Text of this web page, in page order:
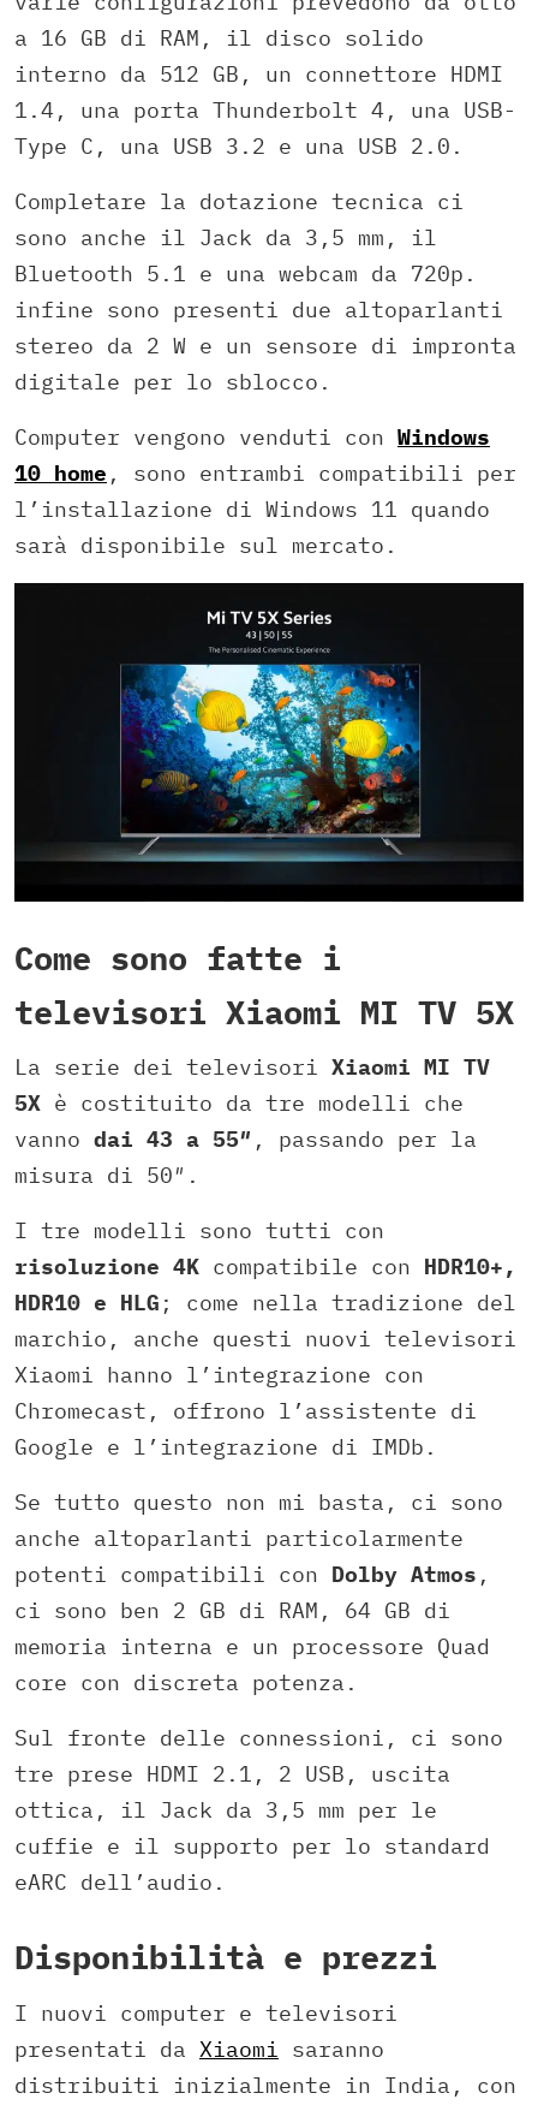
a 16 GB di RAM, il disco solido
interno da 512 GB, un connettore HDMI
1.4, una porta Thunderbolt 4, una USB-
Type C, una USB 3.2 e una USB 2.0.
Completare la dotazione tecnica ci
sono anche il Jack da 3,5 mm, il
Bluetooth 5.1 e una webcam da 720p.
infine sono presenti due altoparlanti
stereo da 2 W e un sensore di impronta
digitale per lo sblocco.
Computer vengono venduti con Windows
10 home , sono entrambi compatibili per
l’installazione di Windows 11 quando
sarà disponibile sul mercato.
Come sono fatte i
televisori Xiaomi MI TV 5X
La serie dei televisori Xiaomi MI TV
5X è costituito da tre modelli che
vanno dai 43 a 55″ , passando per la
misura di 50″.
I tre modelli sono tutti con
risoluzione 4K compatibile con HDR10+,
HDR10 e HLG ; come nella tradizione del
marchio, anche questi nuovi televisori
Xiaomi hanno l’integrazione con
Chromecast, offrono l’assistente di
Google e l’integrazione di IMDb.
Se tutto questo non mi basta, ci sono
anche altoparlanti particolarmente
potenti compatibili con Dolby Atmos ,
ci sono ben 2 GB di RAM, 64 GB di
memoria interna e un processore Quad
core con discreta potenza.
Sul fronte delle connessioni, ci sono
tre prese HDMI 2.1, 2 USB, uscita
ottica, il Jack da 3,5 mm per le
cuffie e il supporto per lo standard
eARC dell’audio.
Disponibilità e prezzi
I nuovi computer e televisori
presentati da Xiaomi saranno
distribuiti inizialmente in India, con